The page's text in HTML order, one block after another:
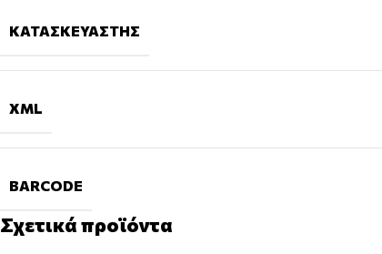
ΚΑΤΑΣΚΕΥΑΣΤΉΣ
XML
BARCODE
Σχετικά προϊόντα